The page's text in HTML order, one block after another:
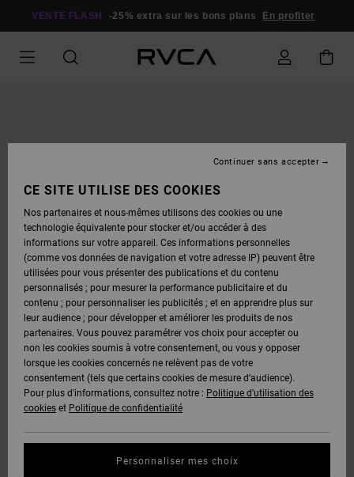
VENTE FLASH -25% extra sur les bons plans En profiter
CE SITE UTILISE DES COOKIES
Nos partenaires et nous-mêmes utilisons des cookies ou une
technologie équivalente pour stocker et/ou accéder à des
informations sur votre appareil. Ces informations personnelles
(comme vos données de navigation et votre adresse IP) peuvent être
utilisées pour vous présenter des publications et du contenu
personnalisés ; pour mesurer la performance publicitaire et du
contenu ; pour personnaliser les publicités ; et en apprendre plus sur
leur audience ; pour développer et améliorer les produits de nos
partenaires. Vous pouvez paramétrer vos choix pour accepter ou
non les cookies soumis à votre consentement, ou vous y opposer
lorsque les cookies concernés ne relèvent pas de votre
consentement (tels que certains cookies de mesure d’audience).
Pour plus d'informations, consultez notre : Politique d'utilisation des
cookies et Politique de confidentialité
Personnaliser mes choix
Continuer sans accepter